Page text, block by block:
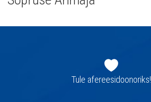
navigatsioonTule afereesidoonoriks!